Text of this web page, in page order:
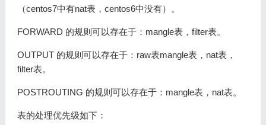
（centos7中有nat表，centos6中没有）。
FORWARD 的规则可以存在于：mangle表，filter表。
OUTPUT 的规则可以存在于：raw表mangle表，nat表，
filter表。
POSTROUTING 的规则可以存在于：mangle表，nat表。
表的处理优先级如下：